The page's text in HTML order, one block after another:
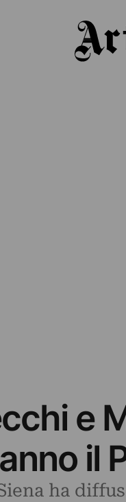
e
il
ha